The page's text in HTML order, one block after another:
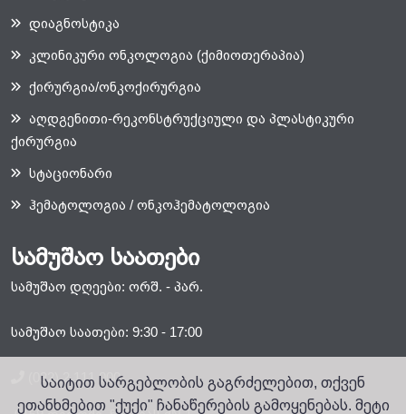
დიაგნოსტიკა
კლინიკური ონკოლოგია (ქიმიოთერაპია)
ქირურგია/ონკოქირურგია
აღდგენითი-რეკონსტრუქციული და პლასტიკური
ქირურგია
სტაციონარი
ჰემატოლოგია / ონკოჰემატოლოგია
სამუშაო საათები
სამუშაო დღეები: ორშ. - პარ.
სამუშაო საათები: 9:30 - 17:00
(032) 2 111 000
საიტით სარგებლობის გაგრძელებით, თქვენ
ეთანხმებით "ქუქი" ჩანაწერების გამოყენებას. მეტი